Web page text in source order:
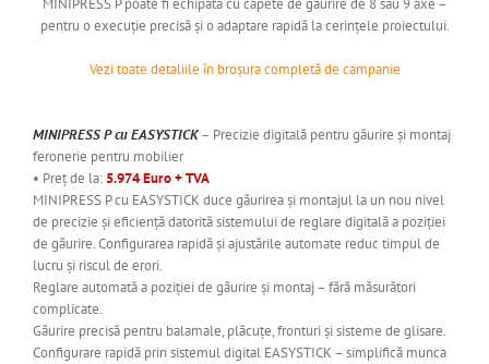
MINIPRESS P poate fi echipată cu capete de găurire de 8 sau 9 axe –
pentru o execuție precisă și o adaptare rapidă la cerințele proiectului.
Vezi toate detaliile în broșura completă de campanie
MINIPRESS P cu EASYSTICK– Precizie digitală pentru găurire și montaj
feronerie pentru mobilier
• Preț de la: 5.974 Euro + TVA
MINIPRESS P cu EASYSTICK duce găurirea și montajul la un nou nivel
de precizie și eficiență datorită sistemului de reglare digitală a poziției
de găurire. Configurarea rapidă și ajustările automate reduc timpul de
lucru și riscul de erori.
Reglare automată a poziției de găurire și montaj – fără măsurători
complicate.
Găurire precisă pentru balamale, plăcuțe, fronturi și sisteme de glisare.
Configurare rapidă prin sistemul digital EASYSTICK – simplifică munca